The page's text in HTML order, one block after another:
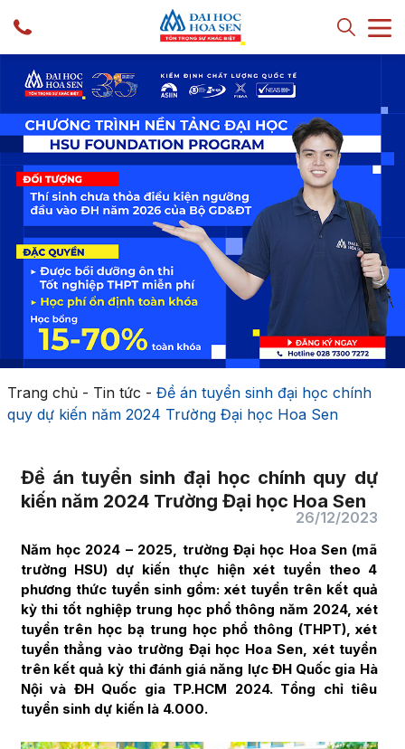
Trang chủ- Tin tức - Đề án tuyển sinh đại học chính
quy dự kiến năm 2024 Trường Đại học Hoa Sen
Đề án tuyển sinh đại học chính quy dự
kiến năm 2024 Trường Đại học Hoa Sen
26/12/2023
Năm học 2024 – 2025, trường Đại học Hoa Sen (mã
trường HSU) dự kiến thực hiện xét tuyển theo 4
phương thức tuyển sinh gồm: xét tuyển trên kết quả
kỳ thi tốt nghiệp trung học phổ thông năm 2024, xét
tuyển trên học bạ trung học phổ thông (THPT), xét
tuyển thẳng vào trường Đại học Hoa Sen, xét tuyển
trên kết quả kỳ thi đánh giá năng lực ĐH Quốc gia Hà
Nội và ĐH Quốc gia TP.HCM 2024. Tổng chỉ tiêu
tuyển sinh dự kiến là 4.000.